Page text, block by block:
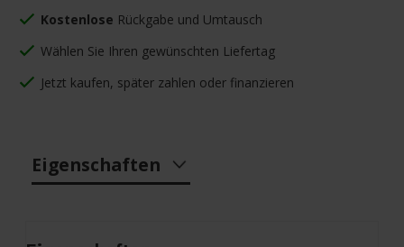
Kostenlose Rückgabe und Umtausch
Wählen Sie Ihren gewünschten Liefertag
Jetzt kaufen, später zahlen oder finanzieren
Eigenschaften